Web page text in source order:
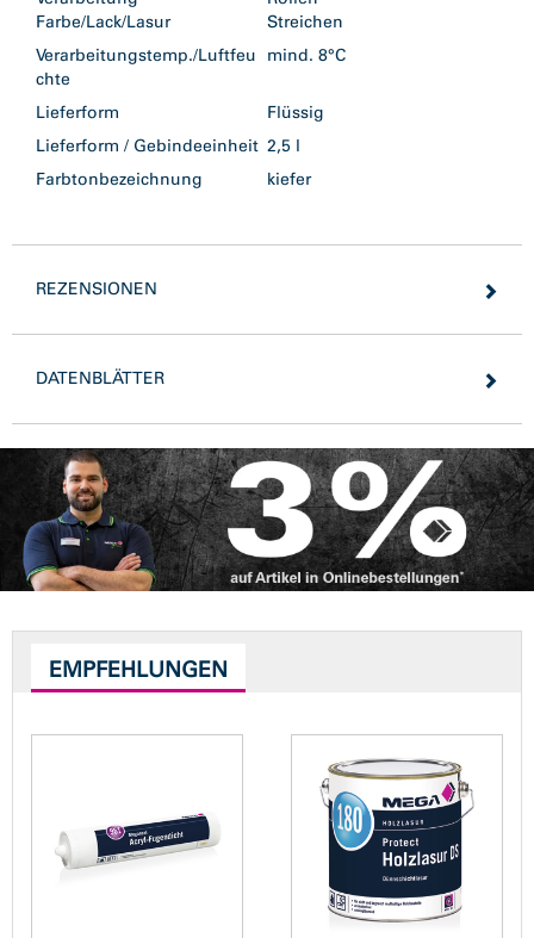
Farbe/Lack/Lasur
Streichen
Verarbeitungstemp./Luftfeu
chte
mind. 8°C
Lieferform
Flüssig
Lieferform / Gebindeeinheit 2,5 l
Farbtonbezeichnung
kiefer
REZENSIONEN
DATENBLÄTTER
EMPFEHLUNGEN